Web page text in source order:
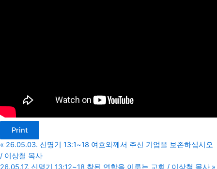
Print
« 26.05.03. 신명기 13:1~18 여호와께서 주신 기업을 보존하십시오
/ 이상철 목사
26.05.17. 신명기 13:12~18 참된 연합을 이루는 교회 / 이상철 목사 »